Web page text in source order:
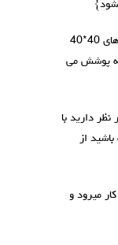
نمای شیشه ای فریم لس یک سازه فلزی با قوطی های 40*40
پوشش می
نظر دارید با
از
میرود و